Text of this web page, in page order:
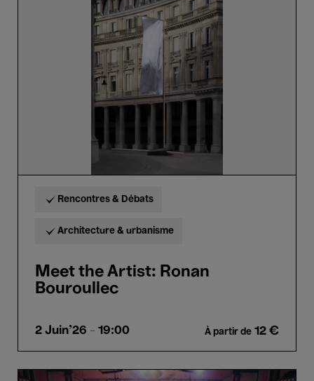
Rencontres & Débats
Architecture & urbanisme
Meet the Artist: Ronan
Bouroullec
2 Juin'26 - 19:00 À partir de 12 €
Live